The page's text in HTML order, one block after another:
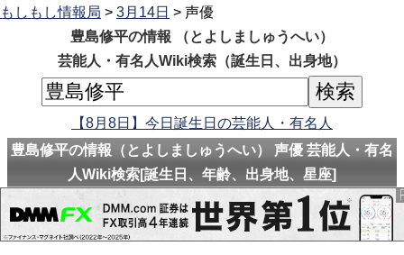
もしもし情報局 > 3月14日 > 声優
豊島修平の情報 （とよしましゅうへい）
芸能人・有名人Wiki検索（誕生日、出身地）
【8月8日】今日誕生日の芸能人・有名人
豊島修平の情報（とよしましゅうへい） 声優 芸能人・有名
人Wiki検索[誕生日、年齢、出身地、星座]